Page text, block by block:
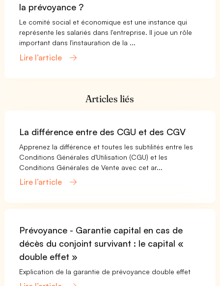
la prévoyance ?
Le comité social et économique est une instance qui
représente les salariés dans l'entreprise. Il joue un rôle
important dans l'instauration de la ...
Lire l’article
Articles liés
La différence entre des CGU et des CGV
Apprenez la différence et toutes les subtilités entre les
Conditions Générales d'Utilisation (CGU) et les
Conditions Générales de Vente avec cet ar...
Lire l’article
Prévoyance - Garantie capital en cas de
décès du conjoint survivant : le capital «
double effet »
Explication de la garantie de prévoyance double effet